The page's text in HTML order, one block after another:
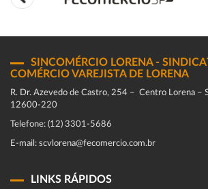
SINCOMÉRCIO LORENA -
COMÉRCIO VAREJISTA DE LORENA
R. Dr. Azevedo de Castro, 254 – Centro Lorena –
12600-220
Telefone: (12) 3301-5686
E-mail: scvlorena@fecomercio.com.br
LINKS RÁPIDOS